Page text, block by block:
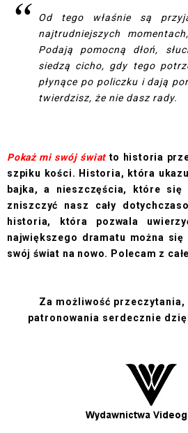
Od tego właśnie są
najtrudniejszych
Podają pomocną dłoń,
siedzą cicho, gdy tego
płynące po policzku i dają
twierdzisz, że nie dasz rady.
Pokaż mi swój świat to historia
szpiku kości. Historia, która
bajka, a nieszczęścia, które się
zniszczyć nasz cały
historia, która pozwala
największego dramatu można się
swój świat na nowo. Polecam z
Za możliwość przeczytania,
patronowania serdecznie